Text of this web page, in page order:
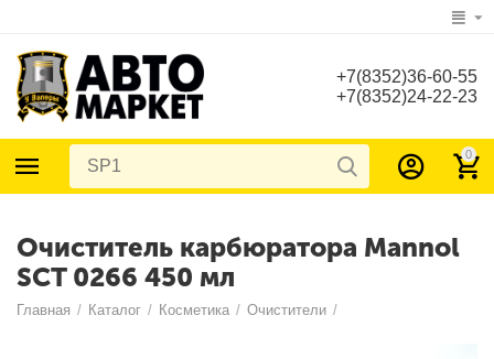
+7(8352)36-60-55
+7(8352)24-22-23
0
Очиститель карбюратора Mannol
SCT 0266 450 мл
Главная / Каталог / Косметика / Очистители /